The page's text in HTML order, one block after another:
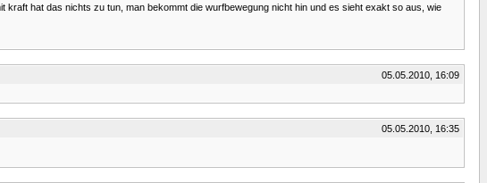
hat das nichts zu tun, man bekommt die wurfbewegung nicht hin und es sieht exakt so aus, wie
05.05.2010, 16:09
05.05.2010, 16:35